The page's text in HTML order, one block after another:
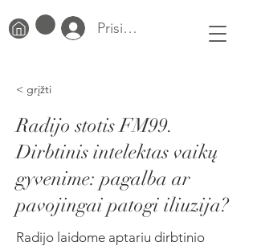
Prisijungti
< grįžti
Radijo stotis FM99.
Dirbtinis intelektas vaikų
gyvenime: pagalba ar
pavojingai patogi iliuzija?
Radijo laidome aptariu dirbtinio